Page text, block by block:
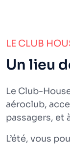
LE CLUB
Un lieu
Le Club-
aéroclub,
passagers, et
L’été, vous